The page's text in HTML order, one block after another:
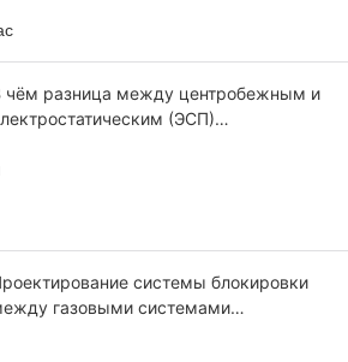
чём разница между центробежным и
(ЭСП)
системы блокировки
газовыми системами